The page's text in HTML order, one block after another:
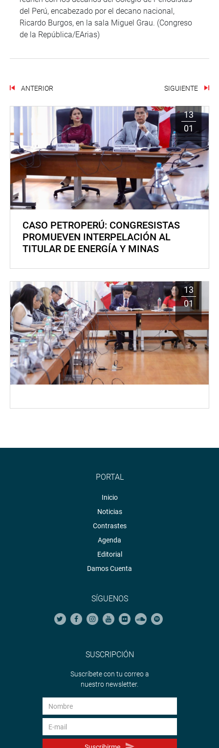
del Perú, encabezado por el decano nacional,
Ricardo Burgos, en la sala Miguel Grau. (Congreso
de la República/EArias)
ANTERIOR SIGUIENTE
13
01
CASO PETROPERÚ: CONGRESISTAS
PROMUEVEN INTERPELACIÓN AL
TITULAR DE ENERGÍA Y MINAS
13
01
PORTAL
Inicio
Noticias
Contrastes
Agenda
Editorial
Damos Cuenta
SÍGUENOS
SUSCRIPCIÓN
Suscríbete con tu correo a
nuestro newsletter.